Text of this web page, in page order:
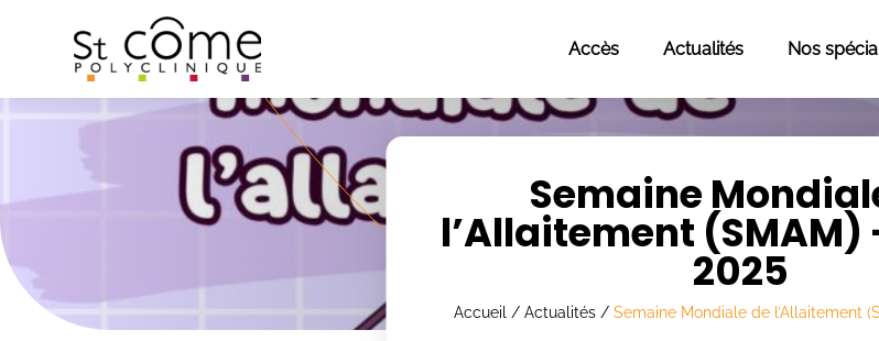
Accès Actualités Nos
Semaine
l’Allaitement (SMAM)
2025
Accueil / Actualités/ Semaine Mondiale de l’Allaitement